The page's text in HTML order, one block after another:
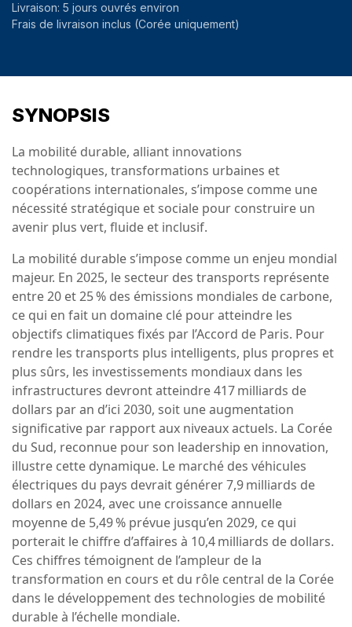
Livraison: 5 jours ouvrés environ
Frais de livraison inclus (Corée uniquement)
SYNOPSIS
La mobilité durable, alliant innovations
technologiques, transformations urbaines et
coopérations internationales, s’impose comme une
nécessité stratégique et sociale pour construire un
avenir plus vert, fluide et inclusif.
La mobilité durable s’impose comme un enjeu mondial
majeur. En 2025, le secteur des transports représente
entre 20 et 25 % des émissions mondiales de carbone,
ce qui en fait un domaine clé pour atteindre les
objectifs climatiques fixés par l’Accord de Paris. Pour
rendre les transports plus intelligents, plus propres et
plus sûrs, les investissements mondiaux dans les
infrastructures devront atteindre 417 milliards de
dollars par an d’ici 2030, soit une augmentation
significative par rapport aux niveaux actuels. La Corée
du Sud, reconnue pour son leadership en innovation,
illustre cette dynamique. Le marché des véhicules
électriques du pays devrait générer 7,9 milliards de
dollars en 2024, avec une croissance annuelle
moyenne de 5,49 % prévue jusqu’en 2029, ce qui
porterait le chiffre d’affaires à 10,4 milliards de dollars.
Ces chiffres témoignent de l’ampleur de la
transformation en cours et du rôle central de la Corée
dans le développement des technologies de mobilité
durable à l’échelle mondiale.